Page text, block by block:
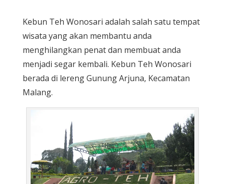
Kebun Teh Wonosari adalah salah satu tempat
wisata yang akan membantu anda
menghilangkan penat dan membuat anda
menjadi segar kembali. Kebun Teh Wonosari
berada di lereng Gunung Arjuna, Kecamatan
Malang.